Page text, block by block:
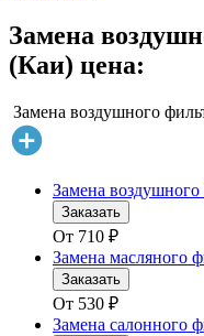
Замена
(Каи) цена:
Замена воздушного
Замена воздушного
Заказать
От 710 ₽
Замена масляного
Заказать
От 530 ₽
Замена салонного